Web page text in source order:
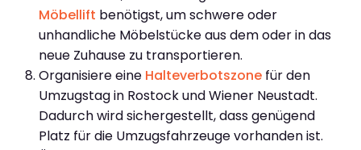
Möbellift benötigst, um schwere oder
unhandliche Möbelstücke aus dem oder in das
neue Zuhause zu transportieren.
Organisiere eine Halteverbotszone für den
Umzugstag in Rostock und Wiener Neustadt.
Dadurch wird sichergestellt, dass genügend
Platz für die Umzugsfahrzeuge vorhanden ist.